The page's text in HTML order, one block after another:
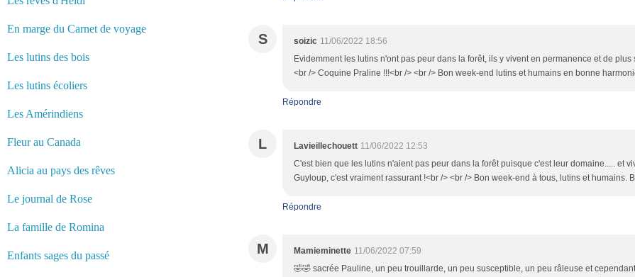
En marge du Carnet de voyage
Les lutins des bois
Les lutins écoliers
Les Amérindiens
Fleur au Canada
Alicia au pays des rêves
Le journal de Rose
La famille de Romina
Enfants sages du passé
S soizic 11/06/2022 18:56
Evidemment les lutins n'ont pas peur dans la forêt, ils y vivent en permanence et de plus
<br /> Coquine Praline !!!<br /> <br /> Bon week-end lutins et humains en bonne
Répondre
L Lavieillechouett 11/06/2022 12:53
C'est bien que les lutins n'aient pas peur dans la forêt puisque c'est leur domaine..... et
Guyloup, c'est vraiment rassurant !<br /> <br /> Bon week-end à tous, lutins et humains.
Répondre
M Mamieminette 11/06/2022 07:59
🤣🤣 sacrée Pauline, un peu trouillarde, un peu susceptible, un peu râleuse et